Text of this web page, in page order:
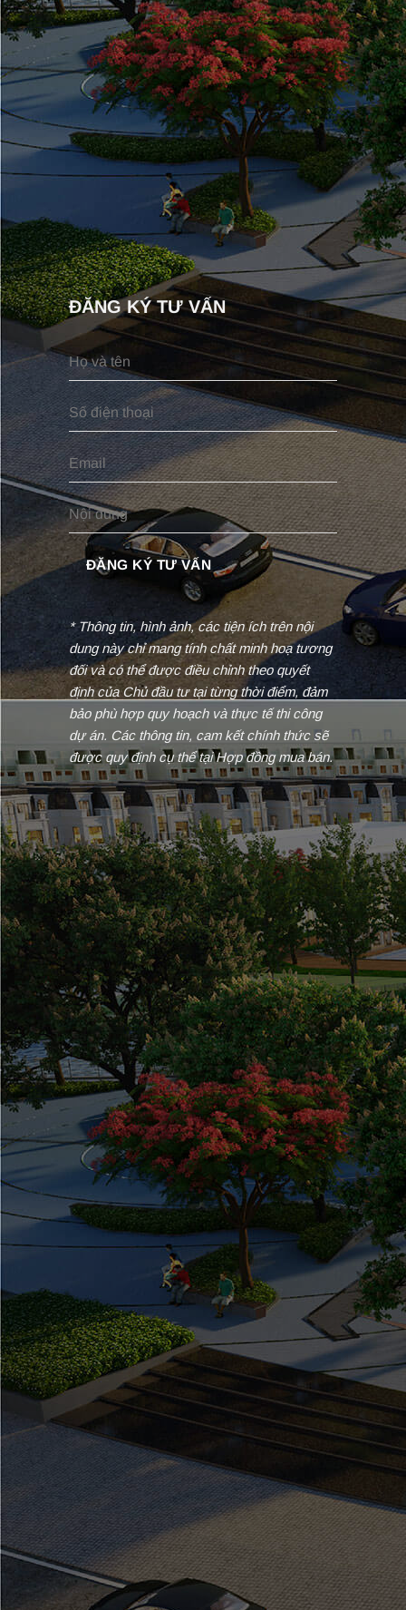
ĐĂNG KÝ TƯ VẤN
* Thông tin, hình ảnh, các tiện ích trên nội
dung này chỉ mang tính chất minh hoạ tương
đối và có thể được điều chỉnh theo quyết
định của Chủ đầu tư tại từng thời điểm, đảm
bảo phù hợp quy hoạch và thực tế thi công
dự án. Các thông tin, cam kết chính thức sẽ
được quy định cụ thể tại Hợp đồng mua bán.